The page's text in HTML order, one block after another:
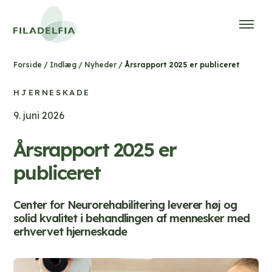
Forside / Indlæg / Nyheder / Årsrapport 2025 er publiceret
HJERNESKADE
9. juni 2026
Årsrapport 2025 er
publiceret
Center for Neurorehabilitering leverer høj og
solid kvalitet i behandlingen af mennesker med
erhvervet hjerneskade